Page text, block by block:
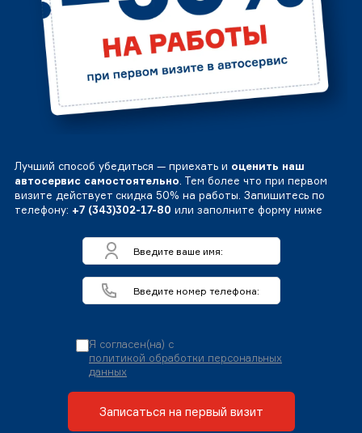
Лучший способ убедиться — приехать и оценить наш
автосервис самостоятельно. Тем более что при первом
визите действует скидка 50% на работы. Запишитесь по
телефону: +7 (343)302-17-80 или заполните форму ниже
Я согласен(на) с
политикой обработки персональных
данных
Записаться на первый визит